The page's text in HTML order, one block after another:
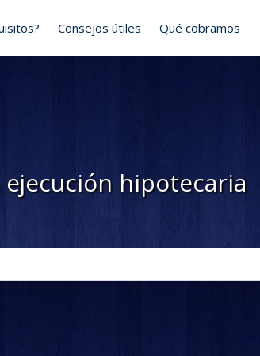
hipotecaria
Consejos útiles Qué cobramos